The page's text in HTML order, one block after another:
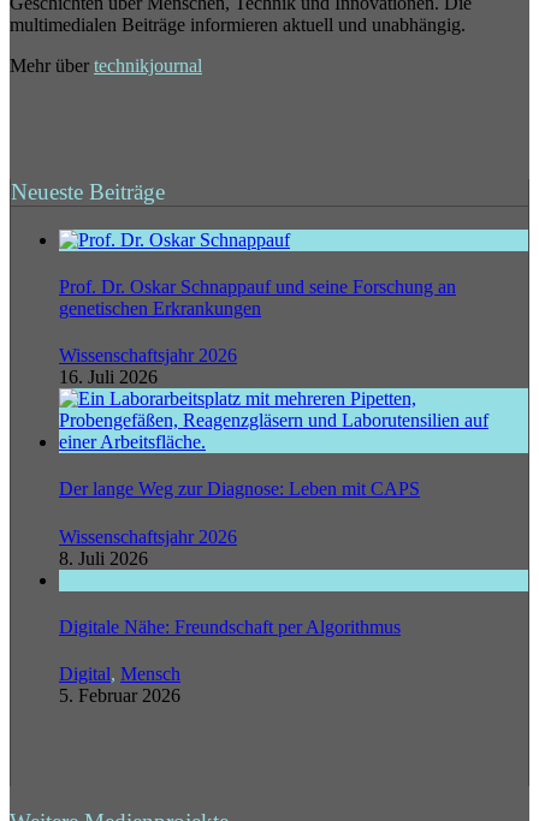
multimedialen Beiträge informieren aktuell und unabhängig.
Mehr über technikjournal
Neueste Beiträge
Prof. Dr. Oskar Schnappauf und seine Forschung an
genetischen Erkrankungen
Wissenschaftsjahr 2026
16. Juli 2026
Der lange Weg zur Diagnose: Leben mit CAPS
Wissenschaftsjahr 2026
8. Juli 2026
Digitale Nähe: Freundschaft per Algorithmus
Digital, Mensch
5. Februar 2026